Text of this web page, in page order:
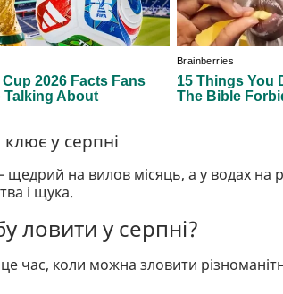
у серпні
на вилов місяць, а у водах на
і щука.
ловити у серпні?
час, коли можна зловити